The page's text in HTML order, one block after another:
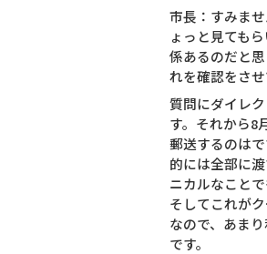
市長：すみま
ょっと見ても
係あるのだと
れを確認をさ
質問にダイレ
す。それから8
郵送するのは
的には全部に
ニカルなこと
そしてこれが
なので、あま
です。